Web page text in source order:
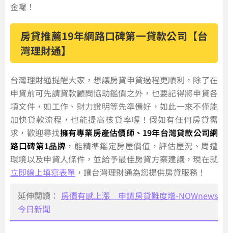
金囉！
房貸推薦19年網路口碑第一貸款公司【台
灣理財通】
台灣理財通提醒大家，想讓房貸申貸過程更順利，除了在
申貸前可先請貸款顧問協助鑑價之外，也要記得將申貸各
項文件，如工作、財力證明等先準備好，如此一來不僅能
加快貸款流程，也能提高核貸率喔！假如有任何房貸需
求，歡迎尋找擁有專業房產估價師、19年台灣貸款公司網
路口碑第1品牌 ，能精準鑑定房屋價值，評估屋況、周遭
環境以及申貸人條件，並給予最佳房貸方案建議，現在就
立即線上填寫表單 ，讓台灣理財通為您提供房貸服務！
延伸閱讀： 房價有感上漲 申請房貸難度增-NOWnews
今日新聞